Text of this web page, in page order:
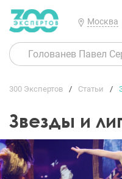
Москва
300 Экспертов Статьи
Звезды и